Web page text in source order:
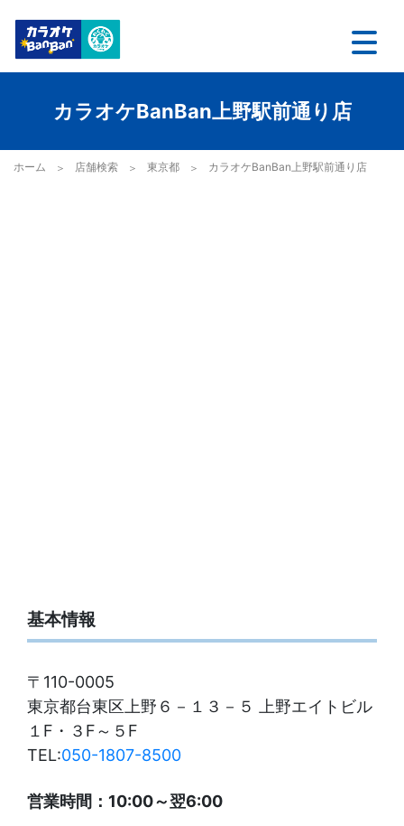
カラオケBanBan上野駅前通り店
ホーム 店舗検索 東京都 カラオケBanBan上野駅前通り店
基本情報
〒110-0005
東京都台東区上野６－１３－５ 上野エイトビル
１F・３F～５F
TEL:050-1807-8500
営業時間：10:00～翌6:00